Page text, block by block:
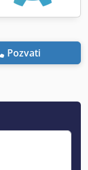
Pozvati